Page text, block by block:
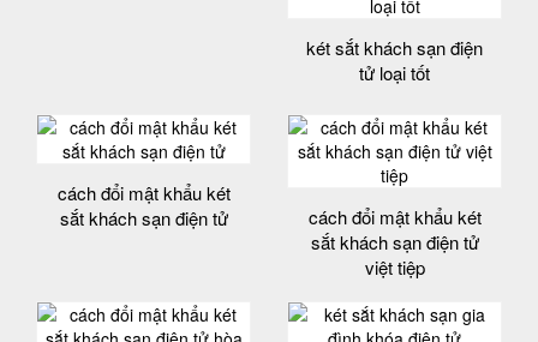
két sắt khách sạn điện
tử loại tốt
cách đổi mật khẩu két
sắt khách sạn điện tử
cách đổi mật khẩu két
sắt khách sạn điện tử
việt tiệp